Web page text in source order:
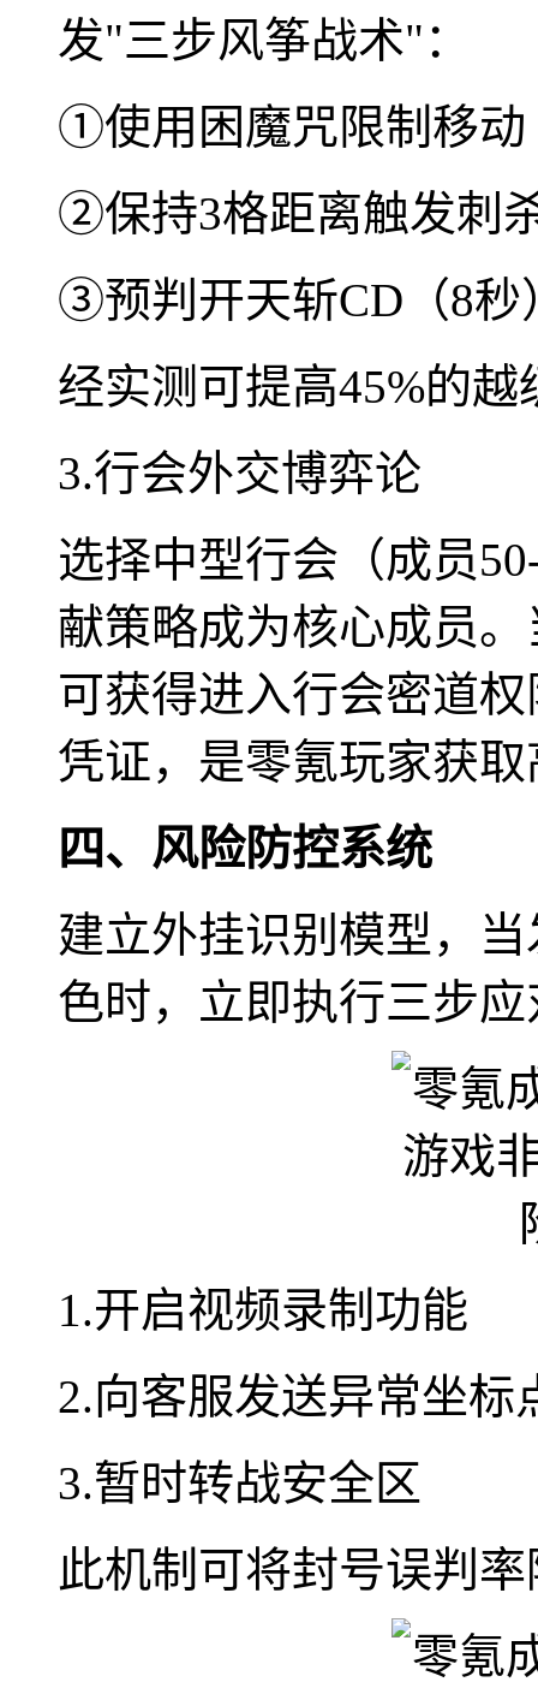
发"三步风筝战术"：
①使用困魔咒限制移动
②保持3格距离触发刺
③预判开天斩CD（8秒
经实测可提高45%的越
3.行会外交博弈论
选择中型行会（成员
献策略成为核心成员
可获得进入行会密道
凭证，是零氪玩家获
四、风险防控系统
建立外挂识别模型，
色时，立即执行三步
1.开启视频录制功能
2.向客服发送异常坐标
3.暂时转战安全区
此机制可将封号误判